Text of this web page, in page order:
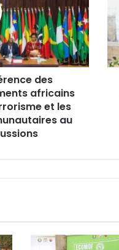
des
africains
et les
au